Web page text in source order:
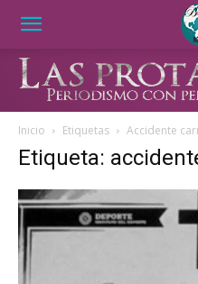
Inicio Etiquetas Accidente
Etiqueta: